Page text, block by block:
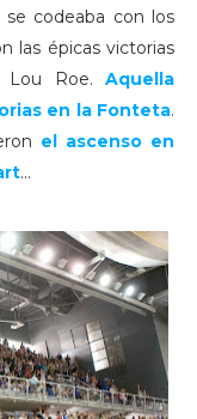
codeaba con los
las épicas victorias
Lou Roe.Aquella
en la Fonteta.
el ascenso en
...